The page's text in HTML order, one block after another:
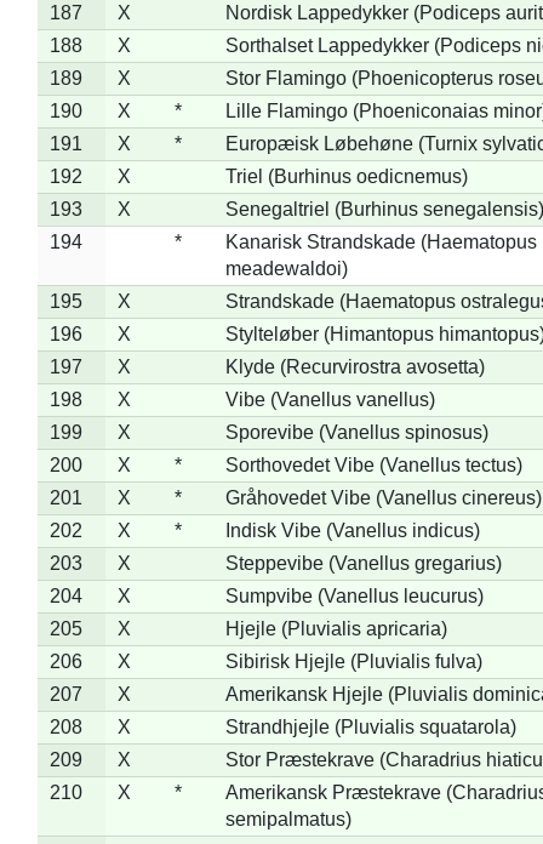
187
X
Nordisk Lappedykker (Podiceps
188
X
Sorthalset Lappedykker (Podiceps
189
X
Stor Flamingo (Phoenicopterus
190
X *
Lille Flamingo (Phoeniconaias
191
X *
Europæisk Løbehøne (Turnix
192
X
Triel (Burhinus oedicnemus)
193
X
Senegaltriel (Burhinus senegalensis)
194
*
Kanarisk Strandskade (Haematopus
meadewaldoi)
195
X
Strandskade (Haematopus
196
X
Stylteløber (Himantopus
197
X
Klyde (Recurvirostra avosetta)
198
X
Vibe (Vanellus vanellus)
199
X
Sporevibe (Vanellus spinosus)
200
X *
Sorthovedet Vibe (Vanellus tectus)
201
X *
Gråhovedet Vibe (Vanellus cinereus)
202
X *
Indisk Vibe (Vanellus indicus)
203
X
Steppevibe (Vanellus gregarius)
204
X
Sumpvibe (Vanellus leucurus)
205
X
Hjejle (Pluvialis apricaria)
206
X
Sibirisk Hjejle (Pluvialis fulva)
207
X
Amerikansk Hjejle (Pluvialis
208
X
Strandhjejle (Pluvialis squatarola)
209
X
Stor Præstekrave (Charadrius
210
X *
Amerikansk Præstekrave
semipalmatus)